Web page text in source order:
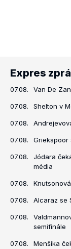
Expres
07.08. Van De
07.08. Shelton v
07.08.
07.08. Griekspoor
07.08.
Jódara
média
07.08.
07.08. Alcaraz se
07.08.
semifinále
07.08. Menšíka